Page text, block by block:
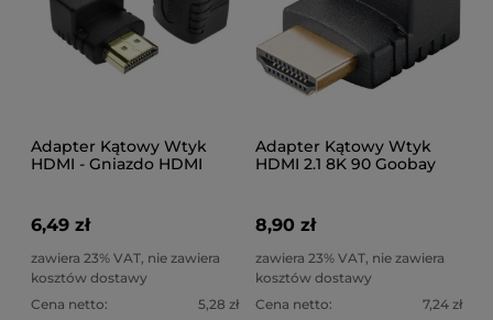
Adapter Kątowy Wtyk
HDMI - Gniazdo HDMI
6,49 zł
zawiera 23% VAT, nie zawiera
kosztów dostawy
Cena netto:
5,28 zł
Adapter Kątowy Wtyk
HDMI 2.1 8K 90 Goobay
8,90 zł
zawiera 23% VAT, nie zawiera
kosztów dostawy
Cena netto:
7,24 zł